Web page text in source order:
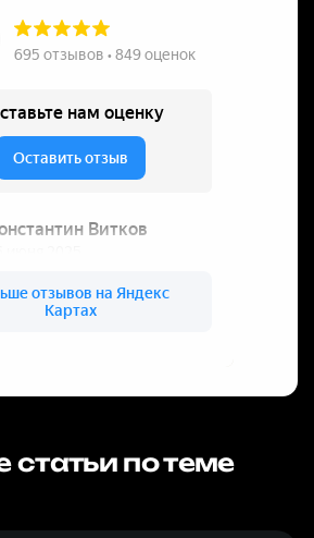
статьи по теме